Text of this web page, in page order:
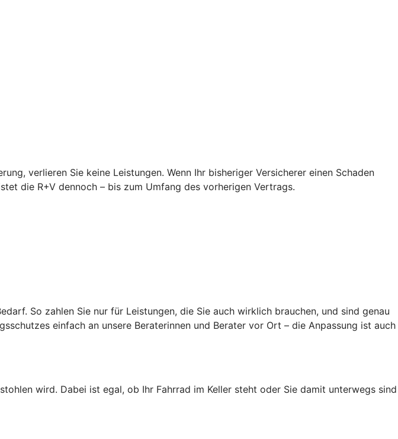
verlieren Sie keine Leistungen. Wenn Ihr bisheriger Versicherer einen Schaden
die R+V dennoch – bis zum Umfang des vorherigen Vertrags.
So zahlen Sie nur für Leistungen, die Sie auch wirklich brauchen, und sind genau
einfach an unsere Beraterinnen und Berater vor Ort – die Anpassung ist auch
wird. Dabei ist egal, ob Ihr Fahrrad im Keller steht oder Sie damit unterwegs sind